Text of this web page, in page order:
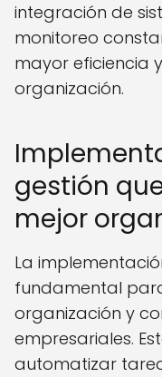
integración de
monitoreo
mayor eficiencia
organización.
gestión
mejor
La
fundamental
organización y
empresariales.
automatizar